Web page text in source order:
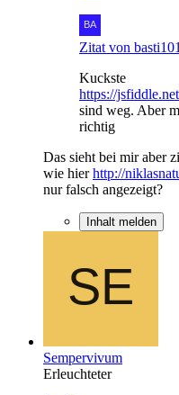
Zitat von
Kuckste
https://
sind weg. Aber
richtig
Das sieht bei mir aber
wie hierhttp://
nur falsch angezeigt?
Inhalt melden
Sempervivum
Erleuchteter